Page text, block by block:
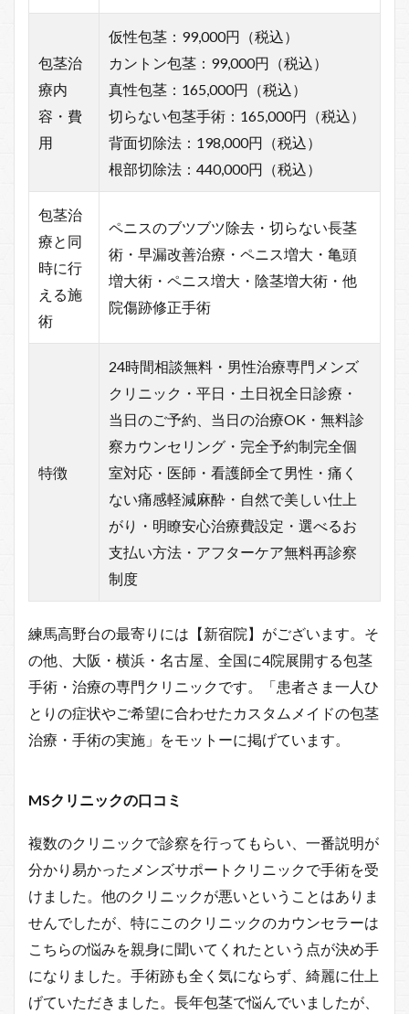
包茎治
療内
容・費
用
仮性包茎：99,000円（税込）
カントン包茎：99,000円（税込）
真性包茎：165,000円（税込）
切らない包茎手術：165,000円（税込）
背面切除法：198,000円（税込）
根部切除法：440,000円（税込）
包茎治
療と同
時に行
える施
術
ペニスのブツブツ除去・切らない長茎
術・早漏改善治療・ペニス増大・亀頭
増大術・ペニス増大・陰茎増大術・他
院傷跡修正手術
特徴
24時間相談無料・男性治療専門メンズ
クリニック・平日・土日祝全日診療・
当日のご予約、当日の治療OK・無料診
察カウンセリング・完全予約制完全個
室対応・医師・看護師全て男性・痛く
ない痛感軽減麻酔・自然で美しい仕上
がり・明瞭安心治療費設定・選べるお
支払い方法・アフターケア無料再診察
制度
練馬高野台の最寄りには【新宿院】がございます。そ
の他、大阪・横浜・名古屋、全国に4院展開する包茎
手術・治療の専門クリニックです。「患者さま一人ひ
とりの症状やご希望に合わせたカスタムメイドの包茎
治療・手術の実施」をモットーに掲げています。
MSクリニックの口コミ
複数のクリニックで診察を行ってもらい、一番説明が
分かり易かったメンズサポートクリニックで手術を受
けました。他のクリニックが悪いということはありま
せんでしたが、特にこのクリニックのカウンセラーは
こちらの悩みを親身に聞いてくれたという点が決め手
になりました。手術跡も全く気にならず、綺麗に仕上
げていただきました。長年包茎で悩んでいましたが、